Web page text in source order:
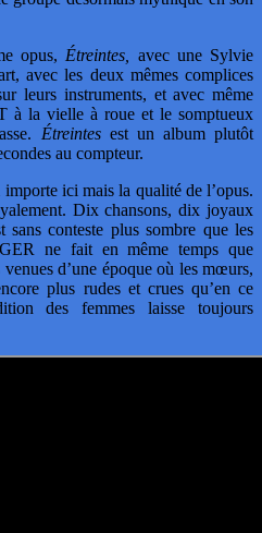
opus, Étreintes,
avec une Sylvie
avec les deux mêmes complices
leurs instruments, et avec même
à la vielle à roue et le somptueux
Étreintesest un album plutôt
au compteur.
ici mais la qualité de l’opus.
Dix chansons, dix joyaux
sans conteste plus sombre que les
ne fait en même temps que
d’une époque où les mœurs,
plus rudes et crues qu’en ce
des femmes laisse toujours